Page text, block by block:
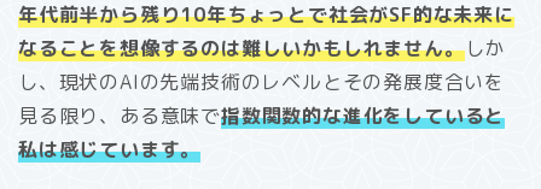
年代前半から残り10年ちょっとで社会がSF的な未来に
なることを想像するのは難しいかもしれません。しか
し、現状のAIの先端技術のレベルとその発展度合いを
見る限り、ある意味で指数関数的な進化をしていると
私は感じています。